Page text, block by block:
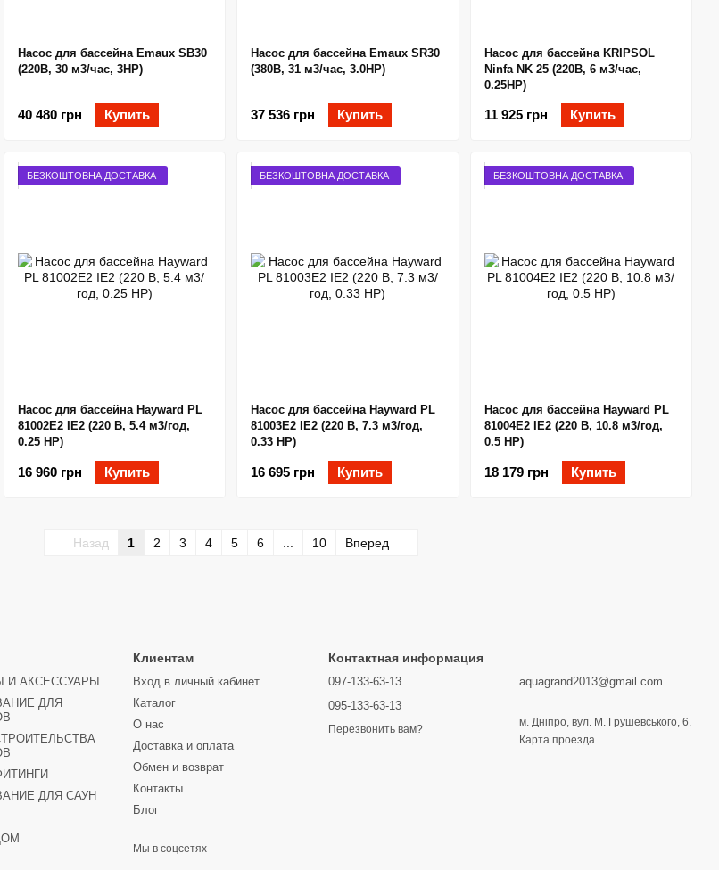
Насос для бассейна Emaux SB30
(220В, 30 м3/час, 3HP)
40 480 грн Купить
Насос для бассейна Emaux SR30
(380В, 31 м3/час, 3.0HP)
37 536 грн Купить
Насос для бассейна KRIPSOL
Ninfa NK 25 (220В, 6 м3/час,
0.25НР)
11 925 грн Купить
БЕЗКОШТОВНА ДОСТАВКА
Насос для бассейна Hayward PL
81002E2 IE2 (220 В, 5.4 м3/год,
0.25 HP)
16 960 грн Купить
БЕЗКОШТОВНА ДОСТАВКА
Насос для бассейна Hayward PL
81003E2 IE2 (220 В, 7.3 м3/год,
0.33 HP)
16 695 грн Купить
БЕЗКОШТОВНА ДОСТАВКА
Насос для бассейна Hayward PL
81004E2 IE2 (220 В, 10.8 м3/год,
0.5 HP)
18 179 грн Купить
Назад 1 2 3 4 5 6 10 Вперед
И АКСЕССУАРЫ
ДЛЯ
ДЛЯ САУН
Клиентам
Вход в личный кабинет
Каталог
О нас
Доставка и оплата
Обмен и возврат
Контакты
Блог
Мы в соцсетях
Контактная информация
097-133-63-13
095-133-63-13
Перезвонить вам?
aquagrand2013@gmail.com
м. Дніпро, вул. М. Грушевського, 6.
Карта проезда